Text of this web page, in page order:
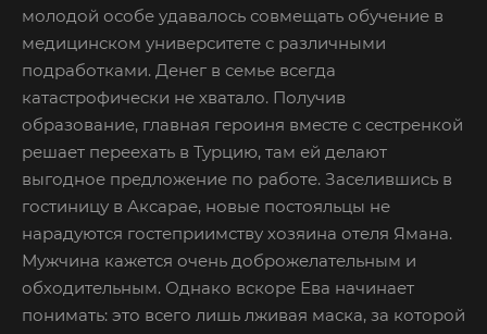
молодой особе удавалось совмещать обучение в
медицинском университете с различными
подработками. Денег в семье всегда
катастрофически не хватало. Получив
образование, главная героиня вместе с сестренкой
решает переехать в Турцию, там ей делают
выгодное предложение по работе. Заселившись в
гостиницу в Аксарае, новые постояльцы не
нарадуются гостеприимству хозяина отеля Ямана.
Мужчина кажется очень доброжелательным и
обходительным. Однако вскоре Ева начинает
понимать: это всего лишь лживая маска, за которой